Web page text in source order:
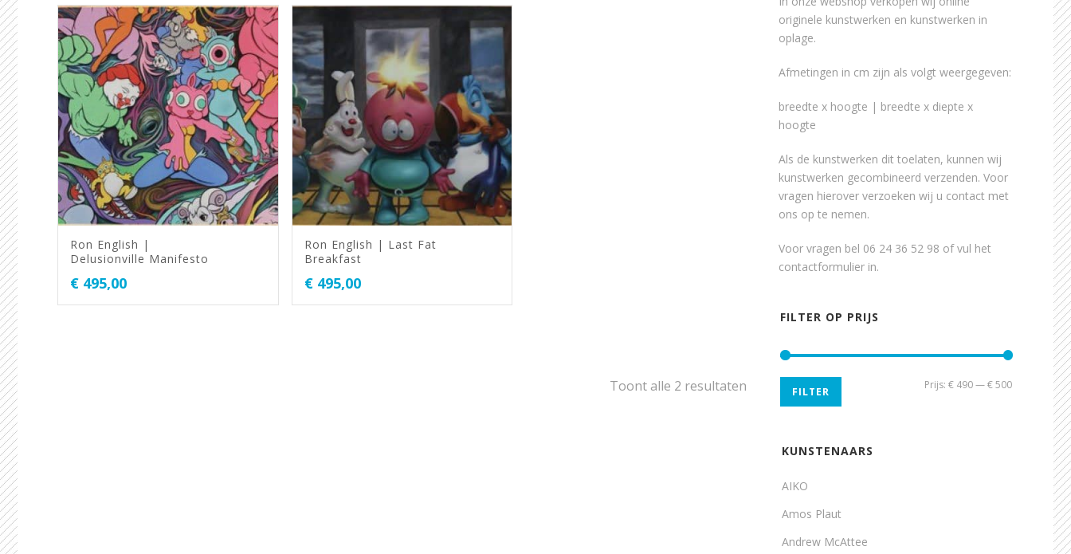
Ron English |
Delusionville Manifesto
€ 495,00
Ron English | Last Fat
Breakfast
€495,00
Toont alle 2 resultaten
originele kunstwerken en kunstwerken in
oplage.
Afmetingen in cm zijn als volgt weergegeven:
breedte x hoogte | breedte x diepte x
hoogte
Als de kunstwerken dit toelaten, kunnen wij
kunstwerken gecombineerd verzenden. Voor
vragen hierover verzoeken wij u contact met
ons op te nemen.
Voor vragen bel 06 24 36 52 98 of vul het
contactformulier in.
FILTER OP PRIJS
Min.
Max.
FILTER
Prijs: € 490—€ 500
KUNSTENAARS
AIKO
Amos Plaut
Andrew McAttee